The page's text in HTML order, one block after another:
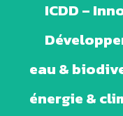
ICDD –
eau &
énergie &